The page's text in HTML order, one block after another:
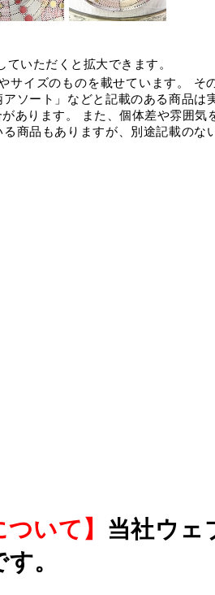
いただくと拡大できます。
サイズのものを載せています。 そ
ソート」などと記載のある商品は
あります。 また、個体差や雰囲気
商品もありますが、別途記載のな
ついて】 当社ウェ
。